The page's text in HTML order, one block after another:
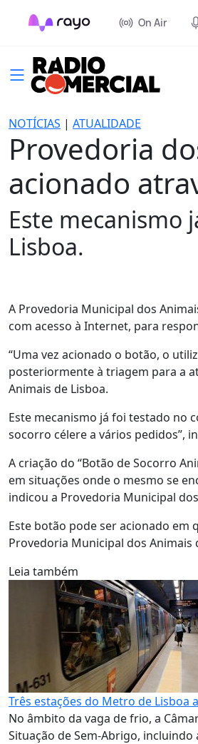
On Air
NOTÍCIAS | ATUALIDADE
Provedoria
acionado
Este mecanismo
Lisboa.
A Provedoria Municipal dos
com acesso à Internet, para
“Uma vez acionado o botão, o
posteriormente à triagem para a
Animais de Lisboa.
Este mecanismo já foi testado no
socorro célere a vários pedidos”,
A criação do “Botão de Socorro
em situações onde o mesmo se
indicou a Provedoria Municipal
Este botão pode ser acionado em
Provedoria Municipal dos
Leia também
Três estações do Metro de
No âmbito da vaga de frio, a
Situação de Sem-Abrigo,